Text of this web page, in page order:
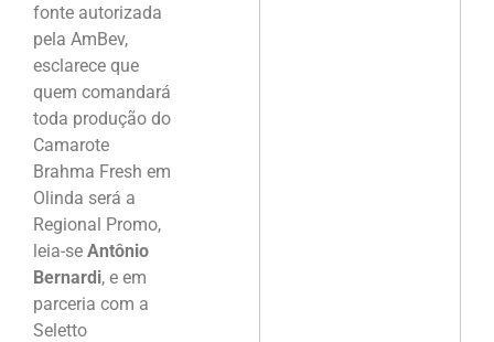
fonte autorizada
pela AmBev,
esclarece que
quem comandará
toda produção do
Camarote
Brahma Fresh em
Olinda será a
Regional Promo,
leia-se Antônio
Bernardi, e em
parceria com a
Seletto